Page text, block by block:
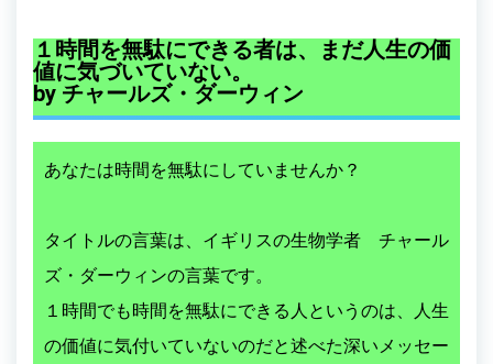
１時間を無駄にできる者は、まだ人生の価
値に気づいていない。
by チャールズ・ダーウィン
あなたは時間を無駄にしていませんか？
タイトルの言葉は、イギリスの生物学者 チャール
ズ・ダーウィンの言葉です。
１時間でも時間を無駄にできる人というのは、人生
の価値に気付いていないのだと述べた深いメッセー